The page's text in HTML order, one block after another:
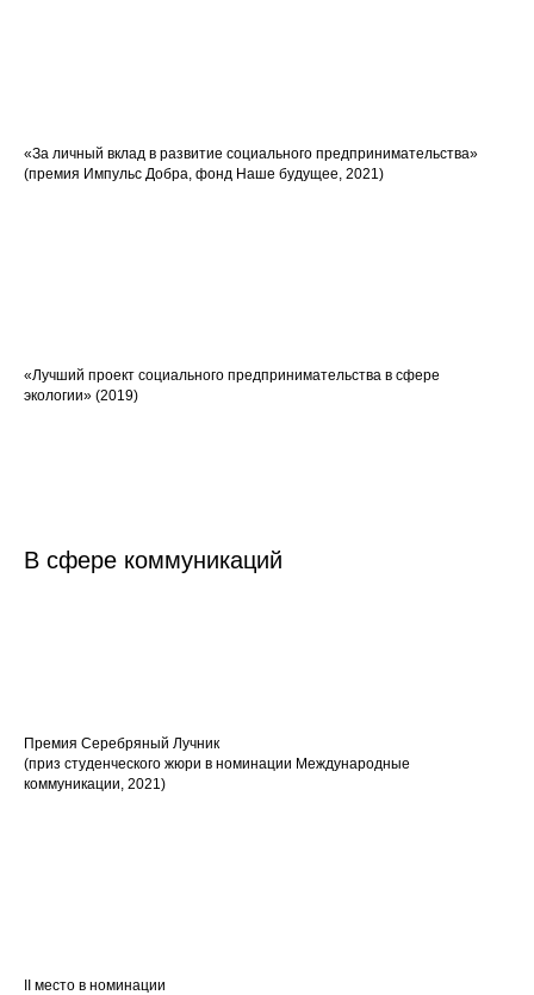
«За личный вклад в развитие социального предпринимательства»
(премия Импульс Добра, фонд Наше будущее, 2021)
«Лучший проект социального предпринимательства в сфере
экологии» (2019)
В сфере коммуникаций
Премия Серебряный Лучник
(приз студенческого жюри в номинации Международные
коммуникации, 2021)
II место в номинации